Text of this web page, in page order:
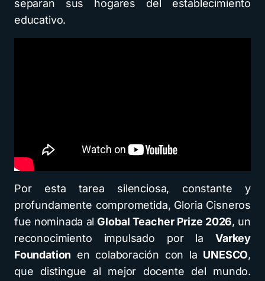
separan sus hogares del establecimiento
educativo.
Por esta tarea silenciosa, constante y
profundamente comprometida, Gloria Cisneros
fue nominada alGlobal Teacher Prize 2026, un
reconocimiento impulsado por laVarkey
Foundation en colaboración con la UNESCO,
que distingue al mejor docente del mundo.